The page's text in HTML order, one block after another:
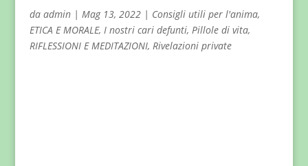
da admin| Mag 13, 2022| Consigli utili per l'anima,
ETICA E MORALE, I nostri cari defunti, Pillole di vita,
RIFLESSIONI E MEDITAZIONI, Rivelazioni private